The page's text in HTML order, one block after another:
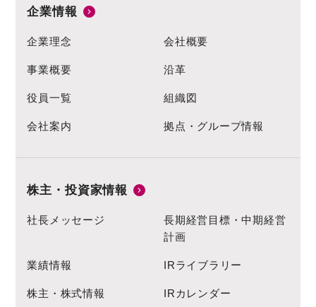
企業情報
企業理念 会社概要
事業概要 沿革
役員一覧 組織図
会社案内 拠点・グループ情報
株主・投資家情報
社長メッセージ
長期経営目標・中期経営
計画
業績情報 IRライブラリー
株主・株式情報 IRカレンダー